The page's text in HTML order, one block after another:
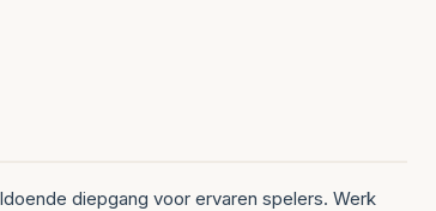
diepgang voor ervaren spelers. Werk